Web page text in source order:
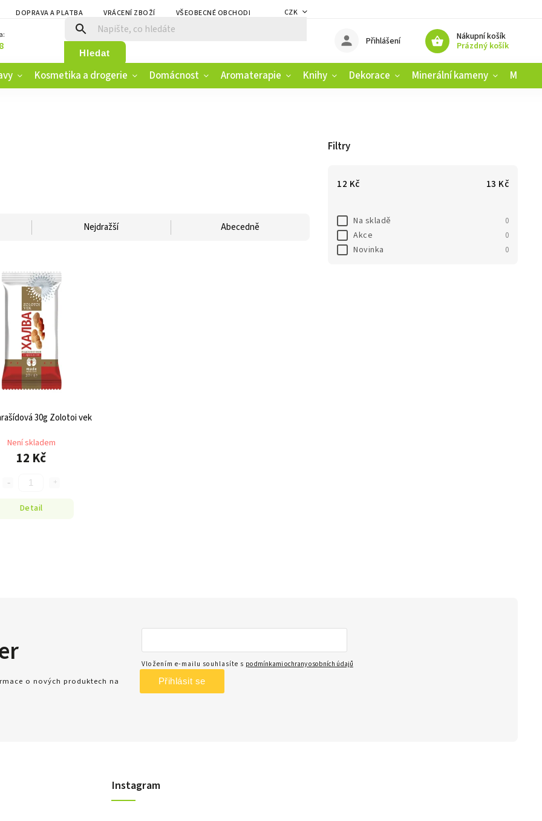
DOPRAVA A PLATBA VRÁCENÍ ZBOŽÍ VŠEOBECNÉ OBCHODNÍ PODMÍNKY
CZK
Hledat
Nákupní košík
Prázdný košík
Přihlášení
Kosmetika a drogerie Domácnost Aromaterapie Knihy Dekorace Minerální kameny
Filtry
12 Kč 13 Kč
Na skladě 0
Akce 0
Novinka 0
Nejdražší Abecedně
30g Zolotoi vek
Není skladem
12 Kč
Detail
Instagram
o nových produktech na
Vložením e-mailu souhlasíte s podmínkami ochrany osobních údajů
Přihlásit se